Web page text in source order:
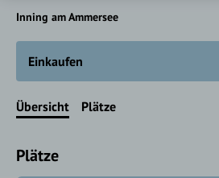
Inning am Ammersee
Einkaufen
Übersicht Plätze
Plätze